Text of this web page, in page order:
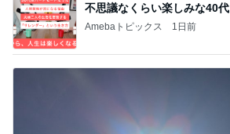
不思議なくらい楽しみな40代
Amebaトピックス 1日前